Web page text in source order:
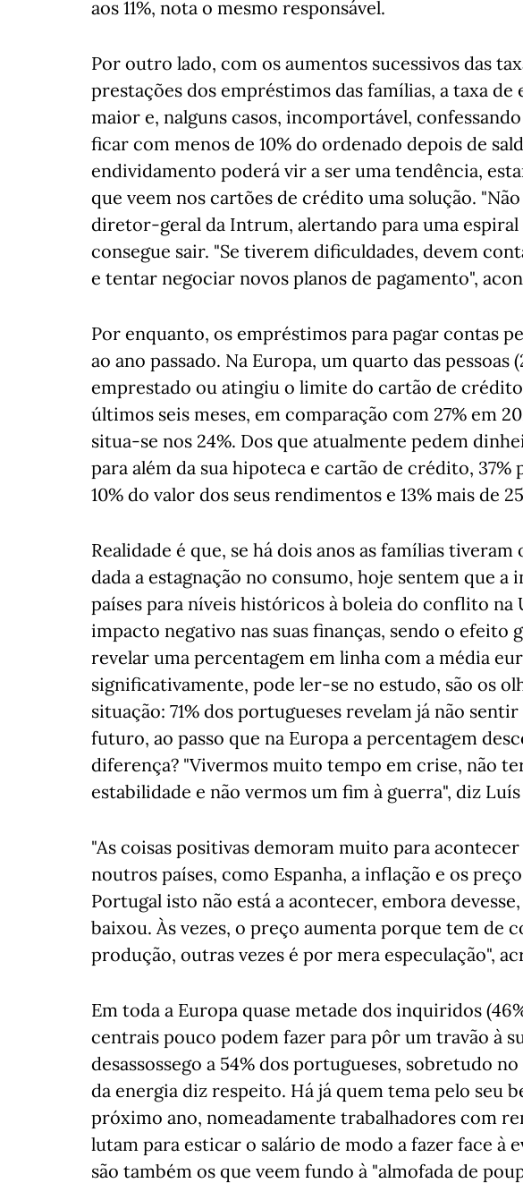
aos 11%, nota o mesmo responsável.
Por outro lado, com os aumentos sucessivos das
prestações dos empréstimos das famílias, a taxa
maior e, nalguns casos, incomportável,
ficar com menos de 10% do ordenado depois de
endividamento poderá vir a ser uma tendência,
que veem nos cartões de crédito uma solução.
diretor-geral da Intrum, alertando para uma espiral
consegue sair. "Se tiverem dificuldades, devem
e tentar negociar novos planos de pagamento",
Por enquanto, os empréstimos para pagar contas
ao ano passado. Na Europa, um quarto das
emprestado ou atingiu o limite do cartão de
últimos seis meses, em comparação com 27% em
situa-se nos 24%. Dos que atualmente pedem
para além da sua hipoteca e cartão de crédito, 37%
10% do valor dos seus rendimentos e 13% mais de
Realidade é que, se há dois anos as famílias
dada a estagnação no consumo, hoje sentem que a
países para níveis históricos à boleia do conflito na
impacto negativo nas suas finanças, sendo o
revelar uma percentagem em linha com a média
significativamente, pode ler-se no estudo, são os
situação: 71% dos portugueses revelam já não
futuro, ao passo que na Europa a percentagem
diferença? "Vivermos muito tempo em crise, não
estabilidade e não vermos um fim à guerra", diz
"As coisas positivas demoram muito para
noutros países, como Espanha, a inflação e os
Portugal isto não está a acontecer, embora
baixou. Às vezes, o preço aumenta porque tem de
produção, outras vezes é por mera especulação",
Em toda a Europa quase metade dos inquiridos
centrais pouco podem fazer para pôr um travão à
desassossego a 54% dos portugueses, sobretudo
da energia diz respeito. Há já quem tema pelo seu
próximo ano, nomeadamente trabalhadores com
lutam para esticar o salário de modo a fazer face à
são também os que veem fundo à "almofada de